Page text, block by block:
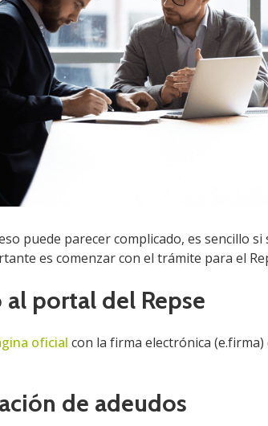
puede parecer complicado, es sencillo
es comenzar con el trámite para el
al portal del Repse
oficial con la firma electrónica (e.firma)
de adeudos